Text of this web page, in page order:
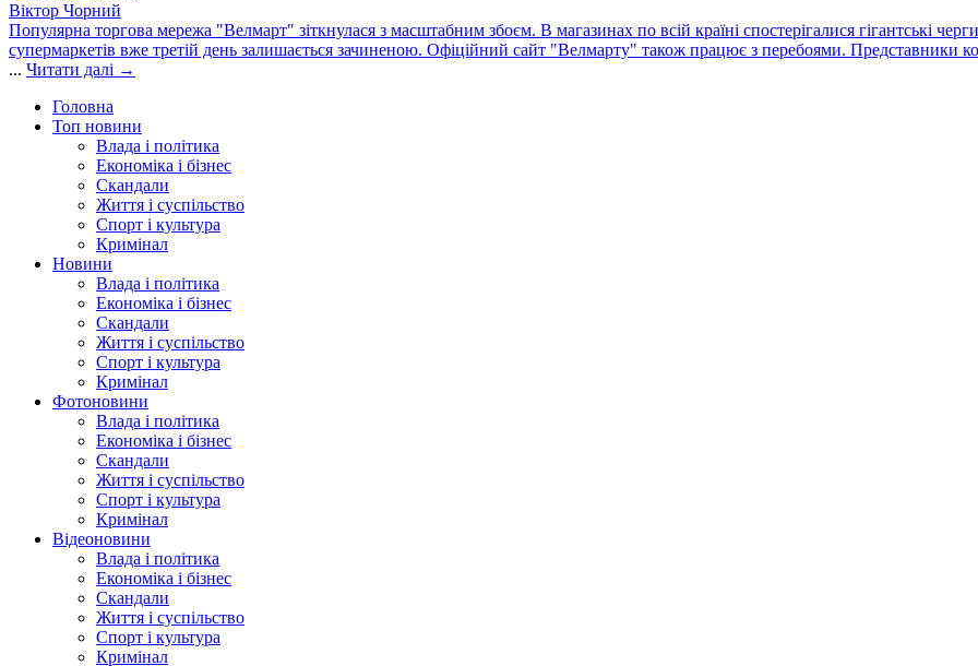
Віктор Чорний
Популярна торгова мережа "Велмарт" зіткнулася з масштабним збоєм. В магазинах по всій країні спостерігалися гігантські
супермаркетів вже третій день залишається зачиненою. Офіційний сайт "Велмарту" також працює з перебоями. Представники
... Читати далі →
Головна
Топ новини
Влада і політика
Економіка і бізнес
Скандали
Життя і суспільство
Спорт і культура
Кримінал
Новини
Влада і політика
Економіка і бізнес
Скандали
Життя і суспільство
Спорт і культура
Кримінал
Фотоновини
Влада і політика
Економіка і бізнес
Скандали
Життя і суспільство
Спорт і культура
Кримінал
Відеоновини
Влада і політика
Економіка і бізнес
Скандали
Життя і суспільство
Спорт і культура
Кримінал